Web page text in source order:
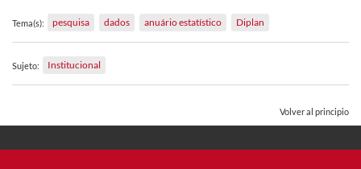
Tema(s): pesquisa dados anuário estatístico Diplan
Sujeto: Institucional
Volver al principio